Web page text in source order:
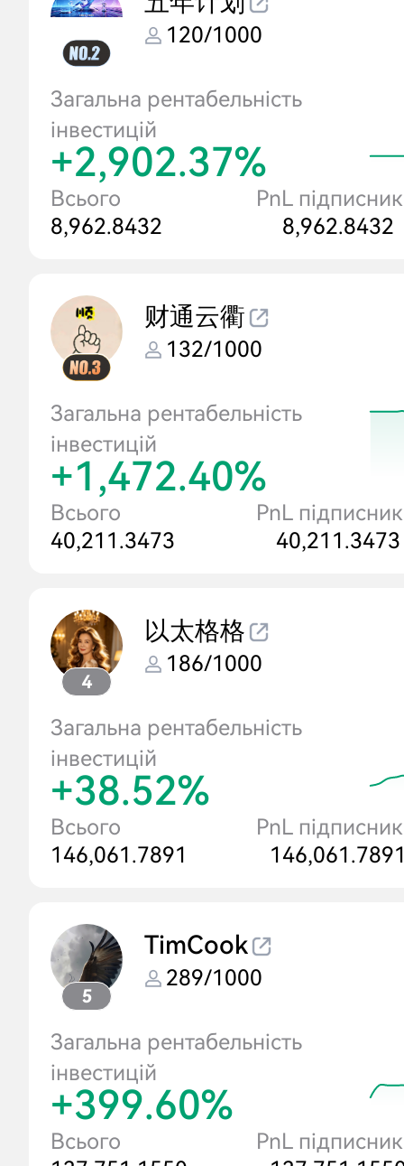
120/1000
Загальна рентабельність
інвестицій
+2,902.37%
Всього
8,962.8432
PnL
8,962.8432
财通云衢
132/1000
Загальна рентабельність
інвестицій
+1,472.40%
Всього
40,211.3473
PnL
40,211.3473
4
以太格格
186/1000
Загальна рентабельність
інвестицій
+38.52%
Всього
146,061.7891
PnL
5
TimCook
289/1000
Загальна рентабельність
інвестицій
+399.60%
Всього
PnL